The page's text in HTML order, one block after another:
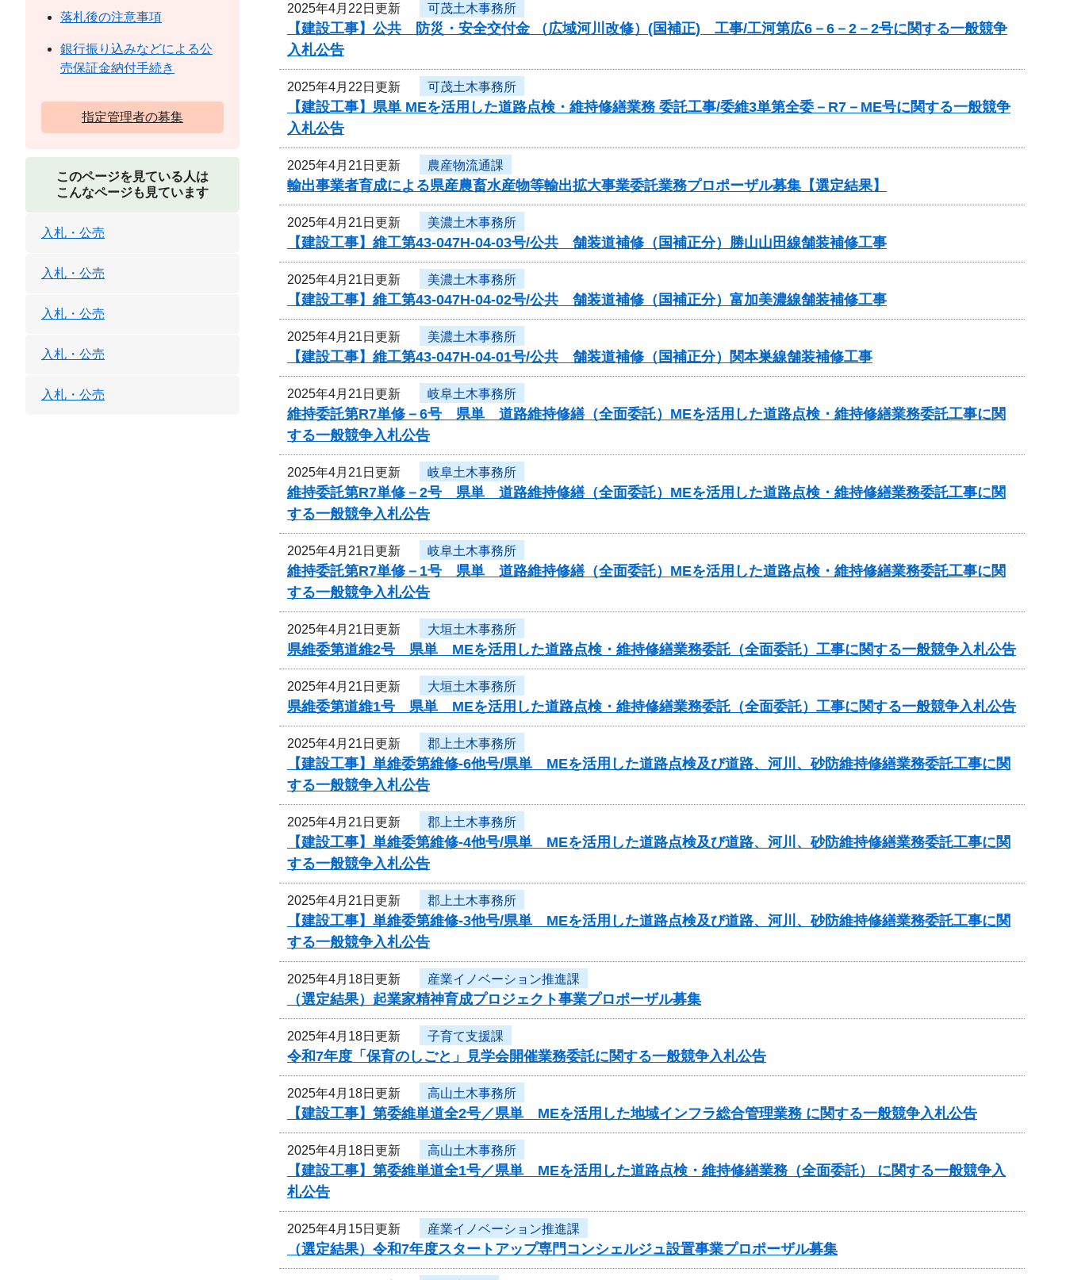
2025年4月22日更新 可茂土木事務所
【建設工事】公共 防災・安全交付金 （広域河川改修）(国補正) 工事/工河第広6－6－2－2号に関する一般競争
入札公告
2025年4月22日更新 可茂土木事務所
【建設工事】県単 MEを活用した道路点検・維持修繕業務 委託工事/委維3単第全委－R7－ME号に関する一般競争
入札公告
2025年4月21日更新 農産物流通課
輸出事業者育成による県産農畜水産物等輸出拡大事業委託業務プロポーザル募集【選定結果】
2025年4月21日更新 美濃土木事務所
【建設工事】維工第43-047H-04-03号/公共 舗装道補修（国補正分）勝山山田線舗装補修工事
2025年4月21日更新 美濃土木事務所
【建設工事】維工第43-047H-04-02号/公共 舗装道補修（国補正分）富加美濃線舗装補修工事
2025年4月21日更新 美濃土木事務所
【建設工事】維工第43-047H-04-01号/公共 舗装道補修（国補正分）関本巣線舗装補修工事
2025年4月21日更新 岐阜土木事務所
維持委託第R7単修－6号 県単 道路維持修繕（全面委託）MEを活用した道路点検・維持修繕業務委託工事に関
する一般競争入札公告
2025年4月21日更新 岐阜土木事務所
維持委託第R7単修－2号 県単 道路維持修繕（全面委託）MEを活用した道路点検・維持修繕業務委託工事に関
する一般競争入札公告
2025年4月21日更新 岐阜土木事務所
維持委託第R7単修－1号 県単 道路維持修繕（全面委託）MEを活用した道路点検・維持修繕業務委託工事に関
する一般競争入札公告
2025年4月21日更新 大垣土木事務所
県維委第道維2号 県単 MEを活用した道路点検・維持修繕業務委託（全面委託）工事に関する一般競争入札公告
2025年4月21日更新 大垣土木事務所
県維委第道維1号 県単 MEを活用した道路点検・維持修繕業務委託（全面委託）工事に関する一般競争入札公告
2025年4月21日更新 郡上土木事務所
【建設工事】単維委第維修‐6他号/県単 MEを活用した道路点検及び道路、河川、砂防維持修繕業務委託工事に関
する一般競争入札公告
2025年4月21日更新 郡上土木事務所
【建設工事】単維委第維修‐4他号/県単 MEを活用した道路点検及び道路、河川、砂防維持修繕業務委託工事に関
する一般競争入札公告
2025年4月21日更新 郡上土木事務所
【建設工事】単維委第維修‐3他号/県単 MEを活用した道路点検及び道路、河川、砂防維持修繕業務委託工事に関
する一般競争入札公告
2025年4月18日更新 産業イノベーション推進課
（選定結果）起業家精神育成プロジェクト事業プロポーザル募集
2025年4月18日更新 子育て支援課
令和7年度「保育のしごと」見学会開催業務委託に関する一般競争入札公告
2025年4月18日更新 高山土木事務所
【建設工事】第委維単道全2号／県単 MEを活用した地域インフラ総合管理業務 に関する一般競争入札公告
2025年4月18日更新 高山土木事務所
【建設工事】第委維単道全1号／県単 MEを活用した道路点検・維持修繕業務（全面委託） に関する一般競争入
札公告
2025年4月15日更新 産業イノベーション推進課
（選定結果）令和7年度スタートアップ専門コンシェルジュ設置事業プロポーザル募集
落札後の注意事項
銀行振り込みなどによる公
売保証金納付手続き
指定管理者の募集
このページを見ている人は
こんなページも見ています
入札・公売
入札・公売
入札・公売
入札・公売
入札・公売